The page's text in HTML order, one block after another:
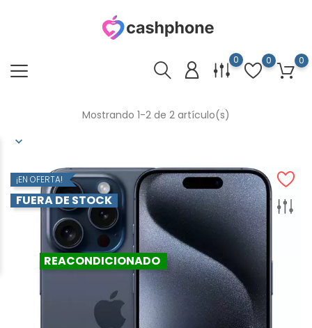
0
0
0
Mostrando 1-2 de 2 artículo(s)
¡EN OFERTA!
FUERA DE STOCK
REACONDICIONADO